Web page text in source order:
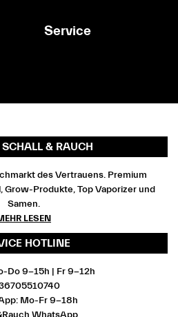
Service
& RAUCH
des Vertrauens. Premium
Grow-Produkte, Top Vaporizer und
Samen.
LESEN
HOTLINE
Do 9-15h | Fr 9-12h
Mo-Fr 9-18h